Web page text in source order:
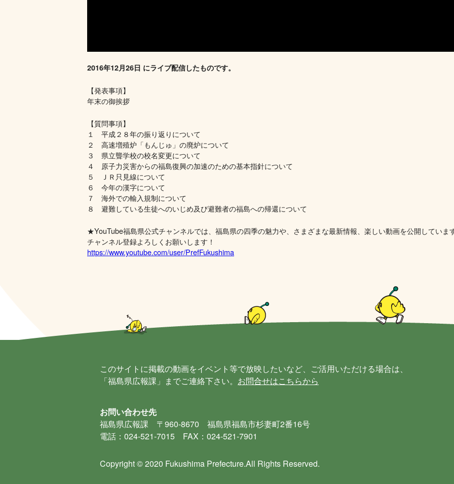
2016年12月26日 にライブ配信したものです。
【発表事項】
年末の御挨拶
【質問事項】
１ 平成２８年の振り返りについて
２ 高速増殖炉「もんじゅ」の廃炉について
３ 県立聾学校の校名変更について
４ 原子力災害からの福島復興の加速のための基本指針について
５ ＪＲ只見線について
６ 今年の漢字について
７ 海外での輸入規制について
８ 避難している生徒へのいじめ及び避難者の福島への帰還について
★YouTube福島県公式チャンネルでは、福島県の四季の魅力や、さまざまな最新情報、楽しい動画を公開していま
チャンネル登録よろしくお願いします！
https://www.youtube.com/user/PrefFukushima
このサイトに掲載の動画をイベント等で放映したいなど、ご活用いただける場合は、
「福島県広報課」までご連絡下さい。 お問合せはこちらから
お問い合わせ先
福島県広報課 〒960-8670 福島県福島市杉妻町2番16号
電話：024-521-7015 FAX：024-521-7901
Copyright © 2020 Fukushima Prefecture.All Rights Reserved.